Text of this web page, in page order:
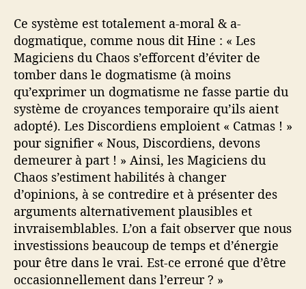
Ce système est totalement a-moral & a-
dogmatique, comme nous dit Hine : « Les
Magiciens du Chaos s’efforcent d’éviter de
tomber dans le dogmatisme (à moins
qu’exprimer un dogmatisme ne fasse partie du
système de croyances temporaire qu’ils aient
adopté). Les Discordiens emploient « Catmas ! »
pour signifier « Nous, Discordiens, devons
demeurer à part ! » Ainsi, les Magiciens du
Chaos s’estiment habilités à changer
d’opinions, à se contredire et à présenter des
arguments alternativement plausibles et
invraisemblables. L’on a fait observer que nous
investissions beaucoup de temps et d’énergie
pour être dans le vrai. Est-ce erroné que d’être
occasionnellement dans l’erreur ? »